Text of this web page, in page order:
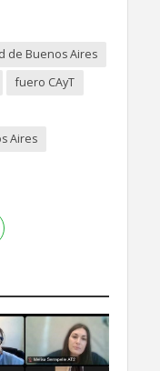
de Buenos Aires
fuero CAyT
Aires